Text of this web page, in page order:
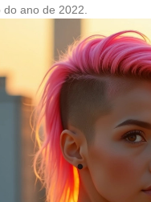
ano de 2022.